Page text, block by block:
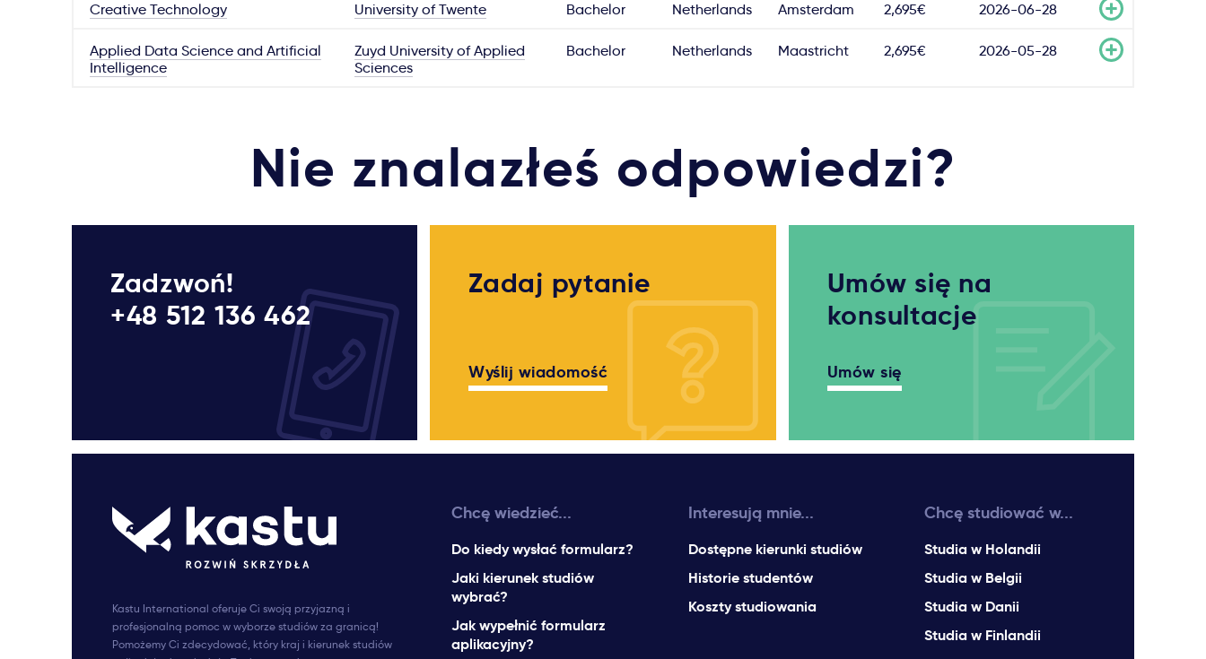
Creative Technology University of Twente Bachelor Netherlands Amsterdam 2,695€ 2026-06-28
Applied Data Science and Artificial
Intelligence
Zuyd University of Applied
Sciences
Bachelor Netherlands Maastricht 2,695€ 2026-05-28
Nie znalazłeś odpowiedzi?
Zadzwoń!
+48 512 136 462
Zadaj pytanie
Wyślij wiadomość
Umów się na
konsultacje
Umów się
Kastu International oferuje Ci swoją przyjazną i
profesjonalną pomoc w wyborze studiów za granicą!
Pomożemy Ci zdecydować, który kraj i kierunek studiów
Chcę wiedzieć...
Do kiedy wysłać formularz?
Jaki kierunek studiów
wybrać?
Jak wypełnić formularz
aplikacyjny?
Interesują mnie...
Dostępne kierunki studiów
Historie studentów
Koszty studiowania
Chcę studiować w...
Studia w Holandii
Studia w Belgii
Studia w Danii
Studia w Finlandii